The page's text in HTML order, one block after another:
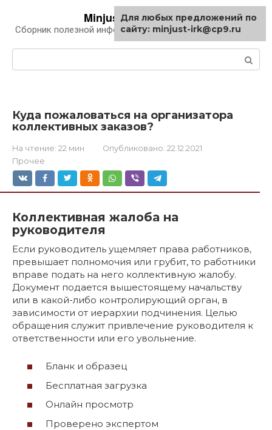
контенту
Minjust-irk.ru
Сборник полезной информации про автомобили
Куда пожаловаться на организатора
коллективных заказов?
На чтение: 22 мин Опубликовано: 22.12.2021
Прочее
Коллективная жалоба на
руководителя
Если руководитель ущемляет права работников,
превышает полномочия или грубит, то работники
вправе подать на него коллективную жалобу.
Документ подается вышестоящему начальству
или в какой-либо контролирующий орган, в
зависимости от иерархии подчинения. Целью
обращения служит привлечение руководителя к
ответственности или его увольнение.
Бланк и образец
Бесплатная загрузка
Онлайн просмотр
Проверено экспертом
Для любых предложений по
сайту: minjust-irk@cp9.ru